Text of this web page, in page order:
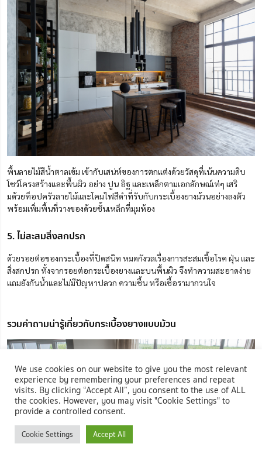
พื้นลายไม้สีน้ำตาลเข้ม เข้ากับเสน่ห์ของการตกแต่งด้วยวัสดุที่เน้นความดิบ
โชว์โครงสร้างและพื้นผิว อย่าง ปูน อิฐ และเหล็กตามเอกลักษณ์เท่ๆ เสริ
มด้วยท็อปครัวลายไม้และโคมไฟสีดำที่รับกับกระเบื้องยางม้วนอย่างลงตัว
พร้อมเพิ่มพื้นที่วางของด้วยชั้นเหล็กที่มุมห้อง
5. ไม่สะสมสิ่งสกปรก
ด้วยรอยต่อของกระเบื้องที่ปิดสนิท หมดกังวลเรื่องการสะสมเชื้อโรค ฝุ่น และ
สิ่งสกปรก ทั้งจากรอยต่อกระเบื้องยางและบนพื้นผิว จึงทำความสะอาดง่าย
แถมยังกันน้ำและไม่มีปัญหาปลวก ความชื้น หรือเชื้อรามากวนใจ
รวมคำถามน่ารู้เกี่ยวกับกระเบื้องยางแบบม้วน
We use cookies on our website to give you the most relevant
experience by remembering your preferences and repeat
visits. By clicking “Accept All”, you consent to the use of ALL
the cookies. However, you may visit "Cookie Settings" to
provide a controlled consent.
Cookie Settings Accept All